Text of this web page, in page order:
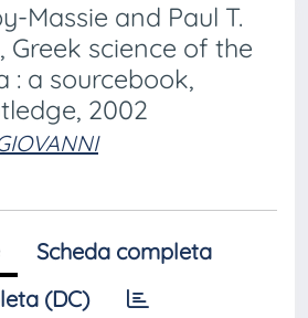
Massie and Paul T.
Greek science of the
: a sourcebook,
2002
Scheda completa
(DC)